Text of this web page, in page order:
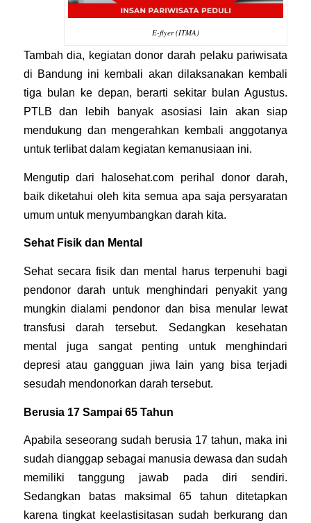
E-flyer (ITMA)
Tambah dia, kegiatan donor darah pelaku pariwisata
di Bandung ini kembali akan dilaksanakan kembali
tiga bulan ke depan, berarti sekitar bulan Agustus.
PTLB dan lebih banyak asosiasi lain akan siap
mendukung dan mengerahkan kembali anggotanya
untuk terlibat dalam kegiatan kemanusiaan ini.
Mengutip dari halosehat.com perihal donor darah,
baik diketahui oleh kita semua apa saja persyaratan
umum untuk menyumbangkan darah kita.
Sehat Fisik dan Mental
Sehat secara fisik dan mental harus terpenuhi bagi
pendonor darah untuk menghindari penyakit yang
mungkin dialami pendonor dan bisa menular lewat
transfusi darah tersebut. Sedangkan kesehatan
mental juga sangat penting untuk menghindari
depresi atau gangguan jiwa lain yang bisa terjadi
sesudah mendonorkan darah tersebut.
Berusia 17 Sampai 65 Tahun
Apabila seseorang sudah berusia 17 tahun, maka ini
sudah dianggap sebagai manusia dewasa dan sudah
memiliki tanggung jawab pada diri sendiri.
Sedangkan batas maksimal 65 tahun ditetapkan
karena tingkat keelastisitasan sudah berkurang dan